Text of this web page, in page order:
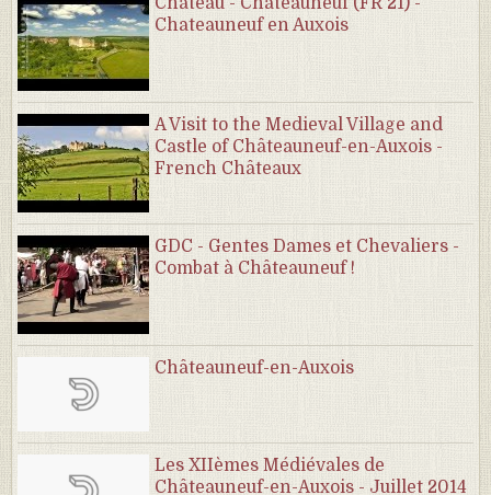
Chateauneuf en Auxois
A Visit to the Medieval Village and
Castle of Châteauneuf-en-Auxois -
French Châteaux
GDC - Gentes Dames et Chevaliers -
Combat à Châteauneuf !
Châteauneuf-en-Auxois
Les XIIèmes Médiévales de
Châteauneuf-en-Auxois - Juillet 2014